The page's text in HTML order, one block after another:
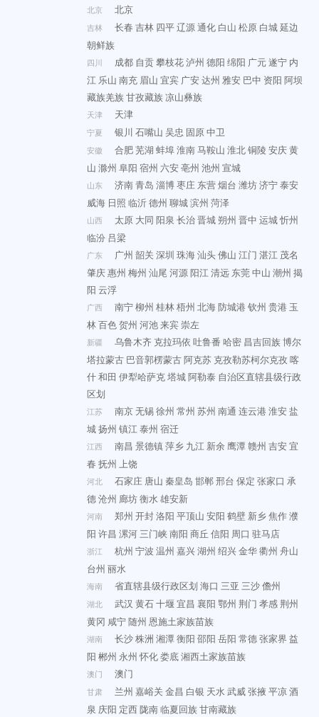
北京 北京
吉林 长春 吉林 四平辽源通化 白山 松原 白城延边
朝鲜族
四川 成都 自贡攀枝花泸州 德阳 绵阳 广元遂宁 内
江 乐山 南充 眉山 宜宾 广安达州 雅安 巴中 资阳 阿坝
藏族羌族甘孜藏族凉山彝族
天津 天津
宁夏 银川 石嘴山 吴忠 固原中卫
安徽 合肥芜湖 蚌埠淮南马鞍山 淮北铜陵 安庆黄
山 滁州 阜阳 宿州 六安亳州 池州 宣城
山东 济南青岛 淄博枣庄 东营烟台 潍坊济宁泰安
威海 日照 临沂德州 聊城滨州 菏泽
山西 太原 大同 阳泉 长治晋城朔州 晋中 运城忻州
临汾 吕梁
广东 广州 韶关 深圳 珠海汕头佛山 江门 湛江 茂名
肇庆惠州 梅州 汕尾 河源阳江清远 东莞中山 潮州 揭
阳 云浮
广西 南宁柳州 桂林梧州 北海防城港钦州 贵港 玉
林百色贺州 河池来宾崇左
新疆 乌鲁木齐 克拉玛依 吐鲁番 哈密 昌吉回族博尔
塔拉蒙古 巴音郭楞蒙古阿克苏 克孜勒苏柯尔克孜喀
什和田 伊犁哈萨克塔城阿勒泰 自治区直辖县级行政
区划
江苏 南京无锡徐州 常州 苏州 南通 连云港淮安盐
城扬州 镇江泰州 宿迁
江西 南昌 景德镇萍乡 九江 新余鹰潭赣州 吉安宜
春 抚州 上饶
河北 石家庄 唐山 秦皇岛 邯郸邢台 保定 张家口 承
德沧州 廊坊衡水雄安新
河南 郑州 开封洛阳 平顶山 安阳 鹤壁 新乡焦作濮
阳 许昌 漯河三门峡南阳 商丘 信阳 周口 驻马店
浙江 杭州 宁波 温州 嘉兴湖州 绍兴金华衢州 舟山
台州 丽水
海南 省直辖县级行政区划 海口 三亚 三沙儋州
湖北 武汉 黄石十堰 宜昌 襄阳 鄂州 荆门 孝感荆州
黄冈 咸宁随州 恩施土家族苗族
湖南 长沙株洲 湘潭衡阳 邵阳 岳阳 常德张家界 益
阳 郴州 永州 怀化娄底湘西土家族苗族
澳门 澳门
甘肃 兰州 嘉峪关 金昌 白银 天水武威张掖平凉酒
泉 庆阳 定西陇南临夏回族甘南藏族